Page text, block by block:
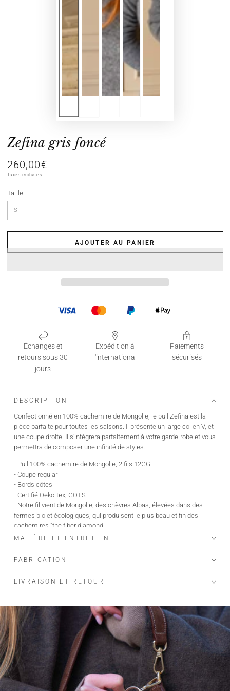
Zefina gris foncé
Prix
normal
260,00€
Taxes incluses.
Taille
AJOUTER AU PANIER
Échanges et
retours sous 30
jours
Expédition à
l'international
Paiements
sécurisés
DESCRIPTION
Confectionné en 100% cachemire de Mongolie, le pull Zefina est la
pièce parfaite pour toutes les saisons. Il présente un large col en V, et
une coupe droite. Il s’intégrera parfaitement à votre garde-robe et vous
permettra de composer une infinité de styles.
- Pull 100% cachemire de Mongolie, 2 fils 12GG
- Coupe regular
- Bords côtes
- Certifié Oeko-tex, GOTS
- Notre fil vient de Mongolie, des chèvres Albas, élevées dans des
fermes bio et écologiques, qui produisent le plus beau et fin des
cachemires "the fiber diamond
Le mannequin mesure 1m76 et porte une taille S.
Longueur taille S : 58 cm.
maison héritage s'engage…
Nos pièces sont certifiées:
OEKO-TEX, premier label textile garantissant l'absence de substance
nocive ou irritante pour la peau.
GOTS, garantissant:
Un textile biologique réunissant des modes de confection durables
Le respect de l'environnement et des conditions de travail
La préservation des ressources et matières premières pour produire
MATIÈRE ET ENTRETIEN
FABRICATION
LIVRAISON ET RETOUR